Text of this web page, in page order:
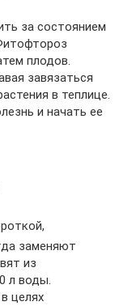
за состоянием
плодов.
завязаться
в теплице.
и начать ее
заменяют
из
л воды.
целях